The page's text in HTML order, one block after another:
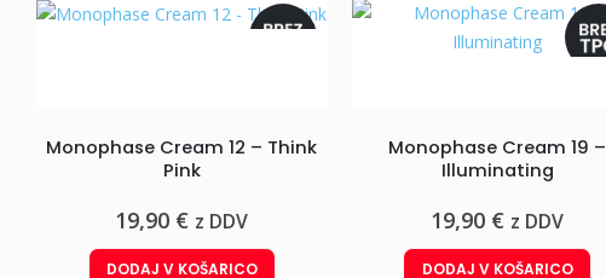
Monophase Cream 12 – Think
Pink
19,90 € z DDV
DODAJ V KOŠARICO
Monophase Cream 19 –
Illuminating
19,90 € z DDV
DODAJ V KOŠARICO